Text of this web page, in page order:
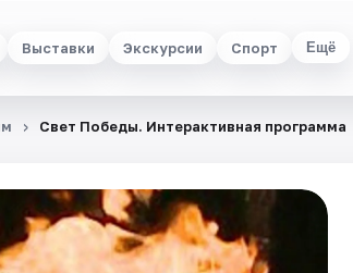
Выставки Экскурсии Спорт Ещё
Свет Победы. Интерактивная программа